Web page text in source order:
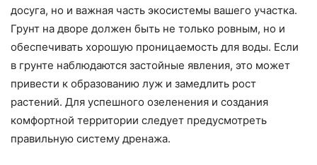
досуга, но и важная часть экосистемы вашего участка.
Грунт на дворе должен быть не только ровным, но и
обеспечивать хорошую проницаемость для воды. Если
в грунте наблюдаются застойные явления, это может
привести к образованию луж и замедлить рост
растений. Для успешного озеленения и создания
комфортной территории следует предусмотреть
правильную систему дренажа.